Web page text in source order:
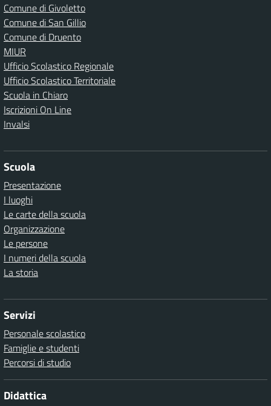
Comune di Givoletto
Comune di San Gillio
Comune di Druento
MIUR
Ufficio Scolastico Regionale
Ufficio Scolastico Territoriale
Scuola in Chiaro
Iscrizioni On Line
Invalsi
Scuola
Presentazione
I luoghi
Le carte della scuola
Organizzazione
Le persone
I numeri della scuola
La storia
Servizi
Personale scolastico
Famiglie e studenti
Percorsi di studio
Didattica